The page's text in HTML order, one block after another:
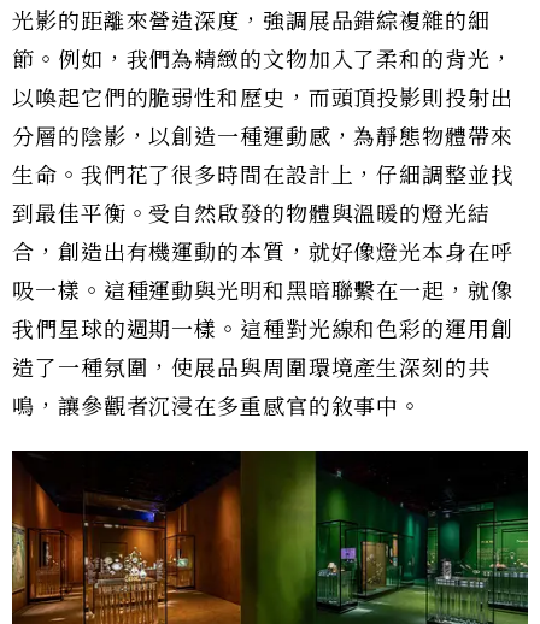
光影的距離來營造深度，強調展品錯綜複雜的細
節。例如，我們為精緻的文物加入了柔和的背光，
以喚起它們的脆弱性和歷史，而頭頂投影則投射出
分層的陰影，以創造一種運動感，為靜態物體帶來
生命。我們花了很多時間在設計上，仔細調整並找
到最佳平衡。受自然啟發的物體與溫暖的燈光結
合，創造出有機運動的本質，就好像燈光本身在呼
吸一樣。這種運動與光明和黑暗聯繫在一起，就像
我們星球的週期一樣。這種對光線和色彩的運用創
造了一種氛圍，使展品與周圍環境產生深刻的共
鳴，讓參觀者沉浸在多重感官的敘事中。